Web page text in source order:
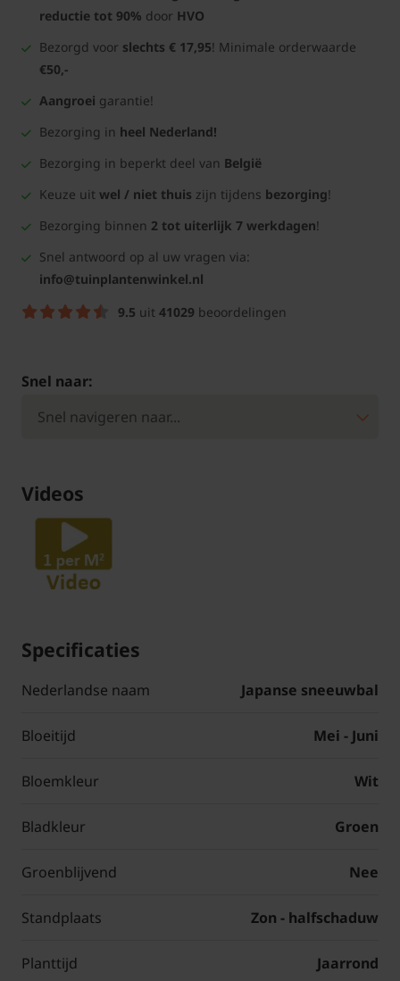
reductie tot 90% door HVO
Bezorgd voor slechts € 17,95! Minimale orderwaarde
€50,-
Aangroei garantie!
Bezorging in heel Nederland!
Bezorging in beperkt deel van België
Keuze uit wel / niet thuis zijn tijdens bezorging!
Bezorging binnen 2 tot uiterlijk 7 werkdagen!
Snel antwoord op al uw vragen via:
info@tuinplantenwinkel.nl
9.5 uit 41029 beoordelingen
Snel naar:
Videos
Specificaties
Nederlandse naam Japanse sneeuwbal
Bloeitijd Mei - Juni
Bloemkleur Wit
Bladkleur Groen
Groenblijvend Nee
Standplaats Zon - halfschaduw
Planttijd Jaarrond